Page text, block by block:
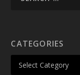
CATEGORIES